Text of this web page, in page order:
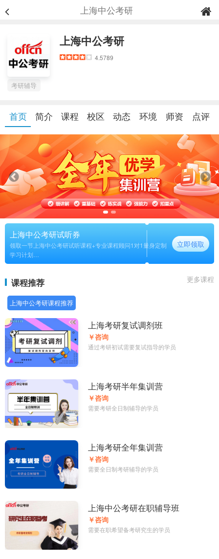
上海中公考研
上海中公考研
4.5789
考研辅导
首页 简介 课程 校区 动态 环境 师资 点评
上海中公考研试听券
领取一节上海中公考研试听课程+专业课程顾问1对1量身定制
学习计划
长期
立即领取
课程推荐 更多课程
上海中公考研课程推荐
上海考研复试调剂班
￥咨询
通过考研初试需要复试指导的学员
上海考研半年集训营
￥咨询
需要考研全日制辅导的学员
上海考研全年集训营
￥咨询
需要全日制考研辅导的学员
上海中公考研在职辅导班
￥咨询
需要在职希望备考研究生的学员